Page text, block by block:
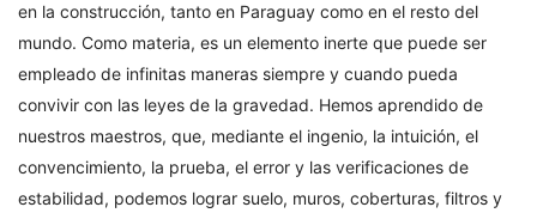
en la construcción, tanto en Paraguay como en el resto del
mundo. Como materia, es un elemento inerte que puede ser
empleado de infinitas maneras siempre y cuando pueda
convivir con las leyes de la gravedad. Hemos aprendido de
nuestros maestros, que, mediante el ingenio, la intuición, el
convencimiento, la prueba, el error y las verificaciones de
estabilidad, podemos lograr suelo, muros, coberturas, filtros y